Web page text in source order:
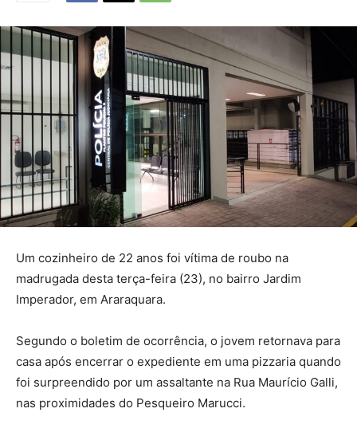
Um cozinheiro de 22 anos foi vítima de roubo na
madrugada desta terça-feira (23), no bairro Jardim
Imperador, em Araraquara.
Segundo o boletim de ocorrência, o jovem retornava para
casa após encerrar o expediente em uma pizzaria quando
foi surpreendido por um assaltante na Rua Maurício Galli,
nas proximidades do Pesqueiro Marucci.